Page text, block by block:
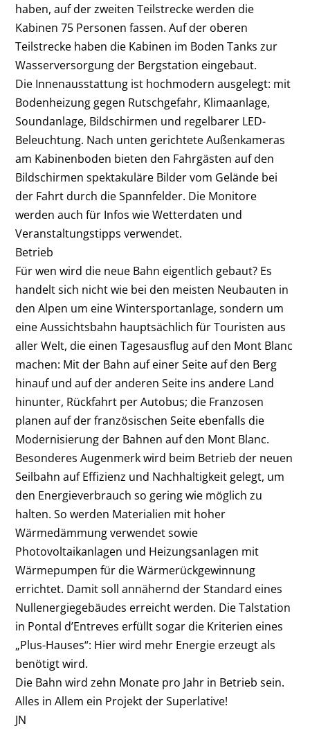
haben, auf der zweiten Teilstrecke werden die
Kabinen 75 Personen fassen. Auf der oberen
Teilstrecke haben die Kabinen im Boden Tanks zur
Wasserversorgung der Bergstation eingebaut.
Die Innenausstattung ist hochmodern ausgelegt: mit
Bodenheizung gegen Rutschgefahr, Klimaanlage,
Soundanlage, Bildschirmen und regelbarer LED-
Beleuchtung. Nach unten gerichtete Außenkameras
am Kabinenboden bieten den Fahrgästen auf den
Bildschirmen spektakuläre Bilder vom Gelände bei
der Fahrt durch die Spannfelder. Die Monitore
werden auch für Infos wie Wetterdaten und
Veranstaltungstipps verwendet.
Betrieb
Für wen wird die neue Bahn eigentlich gebaut? Es
handelt sich nicht wie bei den meisten Neubauten in
den Alpen um eine Wintersportanlage, sondern um
eine Aussichtsbahn hauptsächlich für Touristen aus
aller Welt, die einen Tagesausflug auf den Mont Blanc
machen: Mit der Bahn auf einer Seite auf den Berg
hinauf und auf der anderen Seite ins andere Land
hinunter, Rückfahrt per Autobus; die Franzosen
planen auf der französischen Seite ebenfalls die
Modernisierung der Bahnen auf den Mont Blanc.
Besonderes Augenmerk wird beim Betrieb der neuen
Seilbahn auf Effizienz und Nachhaltigkeit gelegt, um
den Energieverbrauch so gering wie möglich zu
halten. So werden Materialien mit hoher
Wärmedämmung verwendet sowie
Photovoltaikanlagen und Heizungsanlagen mit
Wärmepumpen für die Wärmerückgewinnung
errichtet. Damit soll annähernd der Standard eines
Nullenergiegebäudes erreicht werden. Die Talstation
in Pontal d’Entreves erfüllt sogar die Kriterien eines
„Plus-Hauses“: Hier wird mehr Energie erzeugt als
benötigt wird.
Die Bahn wird zehn Monate pro Jahr in Betrieb sein.
Alles in Allem ein Projekt der Superlative!
JN